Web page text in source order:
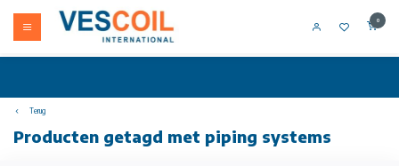
0
Terug
Producten getagd met piping systems